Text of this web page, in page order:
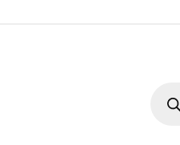
search